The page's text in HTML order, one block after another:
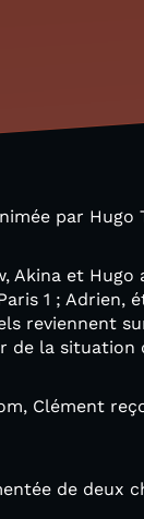
par Hugo
Akina et
1 ;
reviennent
la situation
Clément
de deux